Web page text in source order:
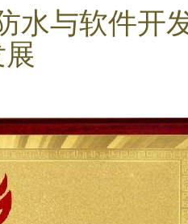
水与软件开